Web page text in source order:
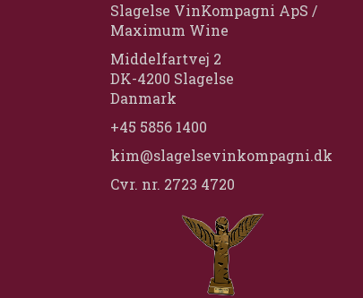
Slagelse VinKompagni ApS /
Maximum Wine
Middelfartvej 2
DK-4200 Slagelse
Danmark
+45 5856 1400
kim@slagelsevinkompagni.dk
Cvr. nr. 2723 4720